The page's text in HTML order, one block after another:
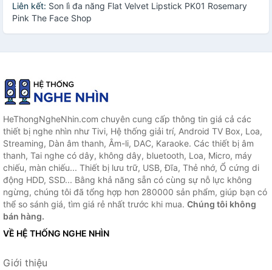
Liên kết: Son lì đa năng Flat Velvet Lipstick PK01 Rosemary
Pink The Face Shop
HeThongNgheNhin.com chuyên cung cấp thông tin giá cả các
thiết bị nghe nhìn như Tivi, Hệ thống giải trí, Android TV Box, Loa,
Streaming, Dàn âm thanh, Âm-li, DAC, Karaoke. Các thiết bị âm
thanh, Tai nghe có dây, không dây, bluetooth, Loa, Micro, máy
chiếu, màn chiếu... Thiết bị lưu trữ, USB, Đĩa, Thẻ nhớ, Ổ cứng di
động HDD, SSD... Bằng khả năng sẵn có cùng sự nỗ lực không
ngừng, chúng tôi đã tổng hợp hơn 280000 sản phẩm, giúp bạn có
thể so sánh giá, tìm giá rẻ nhất trước khi mua. Chúng tôi không
bán hàng.
VỀ HỆ THỐNG NGHE NHÌN
Giới thiệu